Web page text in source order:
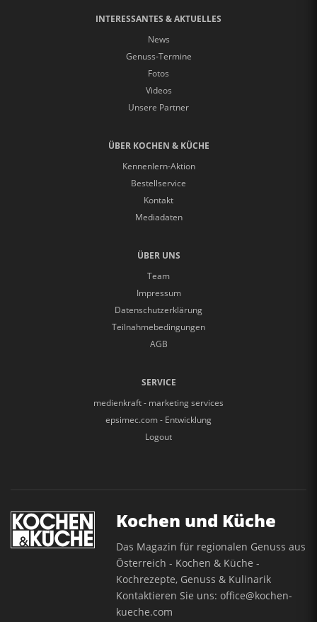
INTERESSANTES & AKTUELLES
News
Genuss-Termine
Fotos
Videos
Unsere Partner
ÜBER KOCHEN & KÜCHE
Kennenlern-Aktion
Bestellservice
Kontakt
Mediadaten
ÜBER UNS
Team
Impressum
Datenschutzerklärung
Teilnahmebedingungen
AGB
SERVICE
medienkraft - marketing services
epsimec.com - Entwicklung
Logout
Kochen und Küche
Das Magazin für regionalen Genuss aus
Österreich - Kochen & Küche -
Kochrezepte, Genuss & Kulinarik
Kontaktieren Sie uns:office@kochen-
kueche.com